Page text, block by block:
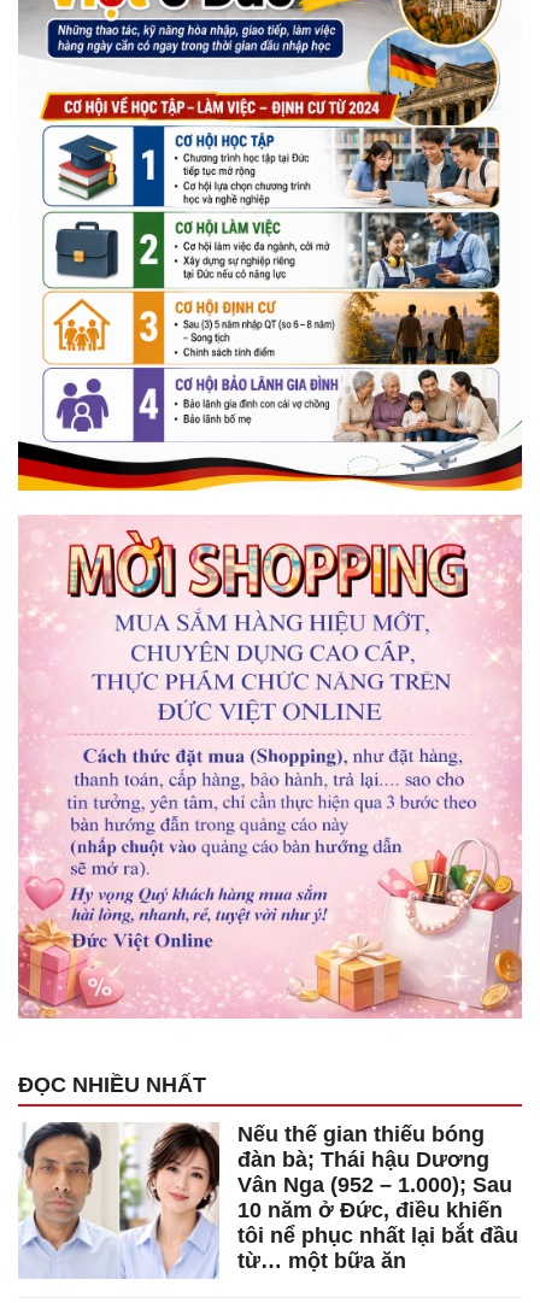
ĐỌC NHIỀU NHẤT
Nếu thế gian thiếu bóng
đàn bà; Thái hậu Dương
Vân Nga (952 – 1.000); Sau
10 năm ở Đức, điều khiến
tôi nể phục nhất lại bắt đầu
từ… một bữa ăn